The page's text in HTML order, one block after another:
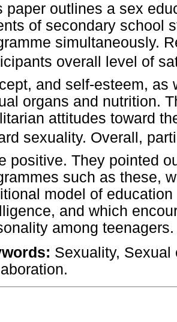
paper outlines a sex
of secondary school
simultaneously.
overall level of
and self-esteem, as
organs and nutrition.
attitudes toward
sexuality. Overall,
positive. They pointed
such as these,
model of
and which
among teenagers.
Sexuality,